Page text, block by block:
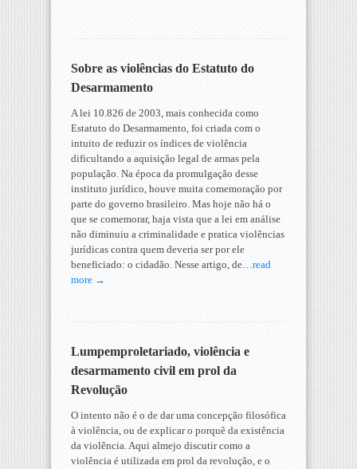
Sobre as violências do Estatuto do
Desarmamento
A lei 10.826 de 2003, mais conhecida como
Estatuto do Desarmamento, foi criada com o
intuito de reduzir os índices de violência
dificultando a aquisição legal de armas pela
população. Na época da promulgação desse
instituto jurídico, houve muita comemoração por
parte do governo brasileiro. Mas hoje não há o
que se comemorar, haja vista que a lei em análise
não diminuiu a criminalidade e pratica violências
jurídicas contra quem deveria ser por ele
beneficiado: o cidadão. Nesse artigo, de…read
more →
Lumpemproletariado, violência e
desarmamento civil em prol da
Revolução
O intento não é o de dar uma concepção filosófica
à violência, ou de explicar o porquê da existência
da violência. Aqui almejo discutir como a
violência é utilizada em prol da revolução, e o